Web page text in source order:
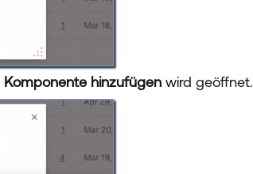
Komponente hinzufügen wird geöffnet.